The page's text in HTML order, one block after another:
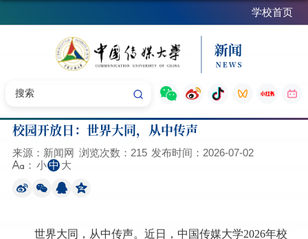
学校首页
校园开放日：世界大同，从中传声
来源：新闻网 浏览次数： 215 发布时间：2026-07-02
： 小中 大
世界大同，从中传声。近日，中国传媒大学2026年校